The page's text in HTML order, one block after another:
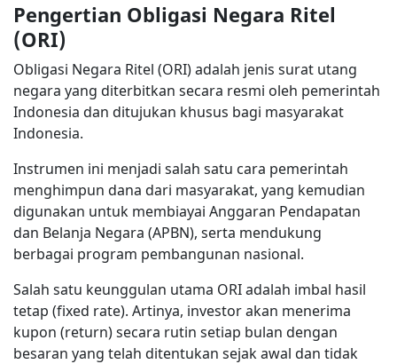
Pengertian Obligasi Negara Ritel
(ORI)
Obligasi Negara Ritel (ORI) adalah jenis surat utang
negara yang diterbitkan secara resmi oleh pemerintah
Indonesia dan ditujukan khusus bagi masyarakat
Indonesia.
Instrumen ini menjadi salah satu cara pemerintah
menghimpun dana dari masyarakat, yang kemudian
digunakan untuk membiayai Anggaran Pendapatan
dan Belanja Negara (APBN), serta mendukung
berbagai program pembangunan nasional.
Salah satu keunggulan utama ORI adalah imbal hasil
tetap (fixed rate). Artinya, investor akan menerima
kupon (return) secara rutin setiap bulan dengan
besaran yang telah ditentukan sejak awal dan tidak